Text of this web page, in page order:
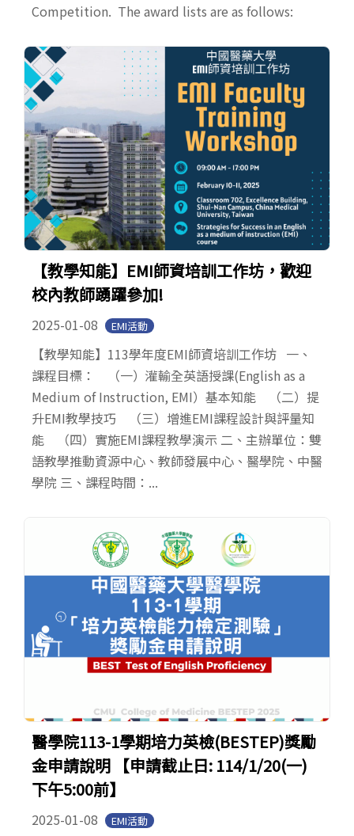
Competition. The award lists are as follows:
【教學知能】EMI師資培訓工作坊，歡迎
校內教師踴躍參加!
2025-01-08 EMI活動
【教學知能】113學年度EMI師資培訓工作坊 一、
課程目標： （一）灌輸全英語授課(English as a
Medium of Instruction, EMI）基本知能 （二）提
升EMI教學技巧 （三）增進EMI課程設計與評量知
能 （四）實施EMI課程教學演示 二、主辦單位：雙
語教學推動資源中心、教師發展中心、醫學院、中醫
學院 三、課程時間：...
醫學院113-1學期培力英檢(BESTEP)獎勵
金申請說明 【申請截止日: 114/1/20(一)
下午5:00前】
2025-01-08 EMI活動